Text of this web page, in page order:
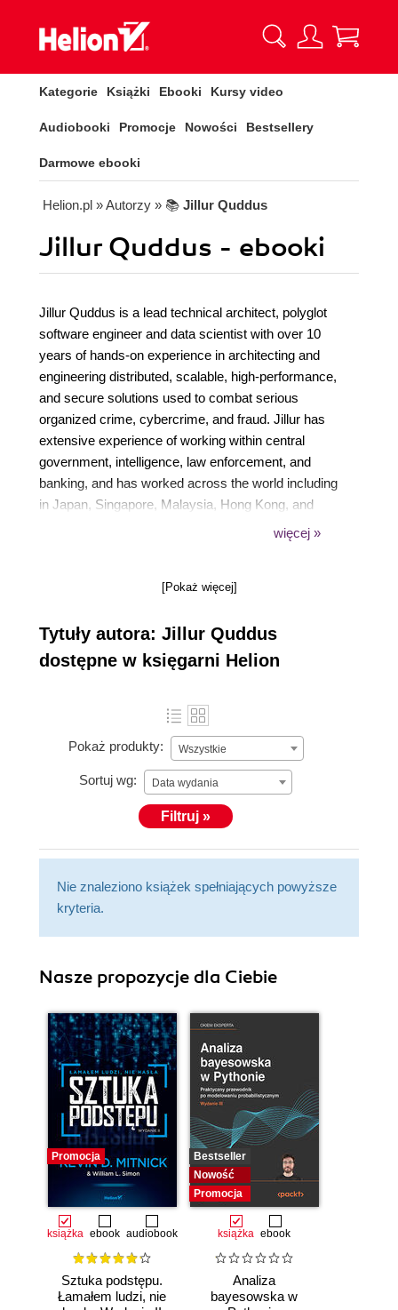
Kategorie Książki Ebooki Kursy video
Audiobooki Promocje Nowości Bestsellery
Darmowe ebooki
Helion.pl » Autorzy » 📚 Jillur Quddus
Jillur Quddus - ebooki
Jillur Quddus is a lead technical architect, polyglot
software engineer and data scientist with over 10
years of hands-on experience in architecting and
engineering distributed, scalable, high-performance,
and secure solutions used to combat serious
organized crime, cybercrime, and fraud. Jillur has
extensive experience of working within central
government, intelligence, law enforcement, and
banking, and has worked across the world including
in Japan, Singapore, Malaysia, Hong Kong, and
New Zealand. Jillur is both the founder of Keisan, a
the lead technical architect at Methods, the leading
sector.
więcej »
[Pokaż więcej]
Tytuły autora: Jillur Quddus
dostępne w księgarni Helion
Pokaż produkty: Wszystkie
Sortuj wg: Data wydania
Filtruj »
Nie znaleziono książek spełniających powyższe
kryteria.
Nasze propozycje dla Ciebie
Promocja
książka ebook audiobook
Sztuka podstępu.
Łamałem ludzi, nie
Bestseller
Nowość
Promocja
książka ebook
Analiza
bayesowska w